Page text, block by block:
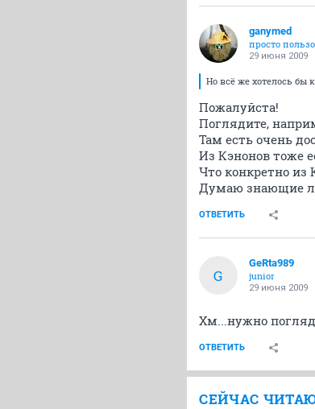
ganymed
просто
29 июня 2009
Но всё же хотелось бы
Пожалуйста!
Поглядите,
Там есть очень
Из Кэнонов тоже
Что конкретно из
Думаю знающие
ОТВЕТИТЬ
G
GeRta989
junior
29 июня 2009
Хм...нужно
ОТВЕТИТЬ
СЕЙЧАС